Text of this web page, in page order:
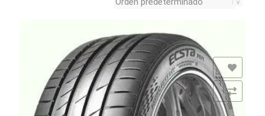
Comparar
Añadir a la lista de deseos